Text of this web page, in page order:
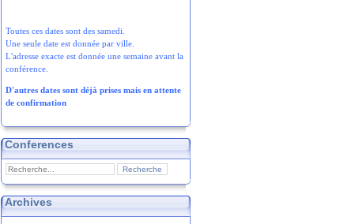
Toutes ces dates sont des samedi.
Une seule date est donnée par ville.
L'adresse exacte est donnée une semaine avant la
conférence.
D'autres dates sont déjà prises mais en attente
de confirmation
Conferences
Archives